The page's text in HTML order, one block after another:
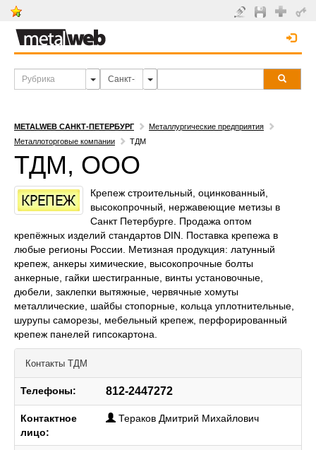
METALWEB САНКТ-ПЕТЕРБУРГ
Металлургические предприятия
Металлоторговые компании
ТДМ
ТДМ, ООО
Крепеж строительный, оцинкованный,
высокопрочный, нержавеющие метизы в
Санкт Петербурге. Продажа оптом
крепёжных изделий стандартов DIN. Поставка крепежа в
любые регионы России. Метизная продукция: латунный
крепеж, анкеры химические, высокопрочные болты
анкерные, гайки шестигранные, винты установочные,
дюбели, заклепки вытяжные, червячные хомуты
металлические, шайбы стопорные, кольца уплотнительные,
шурупы саморезы, мебельный крепеж, перфорированный
крепеж панелей гипсокартона.
Контакты ТДМ
Телефоны: 812-2447272
Контактное
лицо:
Тераков Дмитрий Михайлович